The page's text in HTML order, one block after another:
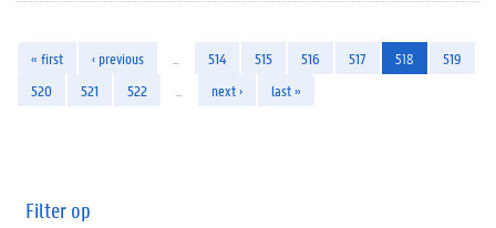
« first ‹ previous 514 515 516 517 518
519
520
521 522 next › last »
Filter op